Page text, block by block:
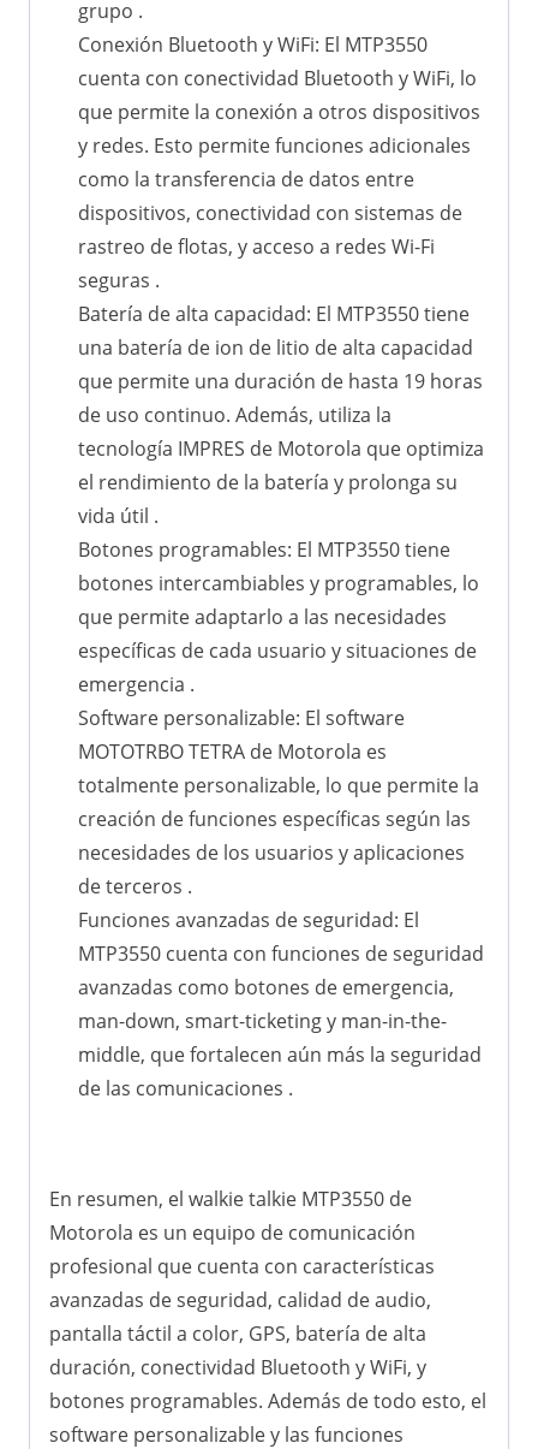
grupo .
Conexión Bluetooth y WiFi: El MTP3550
cuenta con conectividad Bluetooth y WiFi, lo
que permite la conexión a otros dispositivos
y redes. Esto permite funciones adicionales
como la transferencia de datos entre
dispositivos, conectividad con sistemas de
rastreo de flotas, y acceso a redes Wi-Fi
seguras .
Batería de alta capacidad: El MTP3550 tiene
una batería de ion de litio de alta capacidad
que permite una duración de hasta 19 horas
de uso continuo. Además, utiliza la
tecnología IMPRES de Motorola que optimiza
el rendimiento de la batería y prolonga su
vida útil .
Botones programables: El MTP3550 tiene
botones intercambiables y programables, lo
que permite adaptarlo a las necesidades
específicas de cada usuario y situaciones de
emergencia .
Software personalizable: El software
MOTOTRBO TETRA de Motorola es
totalmente personalizable, lo que permite la
creación de funciones específicas según las
necesidades de los usuarios y aplicaciones
de terceros .
Funciones avanzadas de seguridad: El
MTP3550 cuenta con funciones de seguridad
avanzadas como botones de emergencia,
man-down, smart-ticketing y man-in-the-
middle, que fortalecen aún más la seguridad
de las comunicaciones .
En resumen, el walkie talkie MTP3550 de
Motorola es un equipo de comunicación
profesional que cuenta con características
avanzadas de seguridad, calidad de audio,
pantalla táctil a color, GPS, batería de alta
duración, conectividad Bluetooth y WiFi, y
botones programables. Además de todo esto, el
software personalizable y las funciones